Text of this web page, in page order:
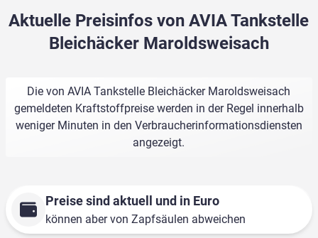
Aktuelle Preisinfos von AVIA Tankstelle
Bleichäcker Maroldsweisach
Die von AVIA Tankstelle Bleichäcker Maroldsweisach
gemeldeten Kraftstoffpreise werden in der Regel innerhalb
weniger Minuten in den Verbraucherinformationsdiensten
angezeigt.
Preise sind aktuell und in Euro
können aber von Zapfsäulen abweichen